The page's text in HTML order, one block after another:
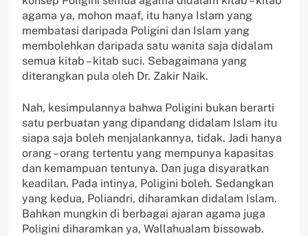
agama ya, mohon maaf, itu hanya Islam yang
membatasi daripada Poligini dan Islam yang
membolehkan daripada satu wanita saja didalam
semua kitab – kitab suci. Sebagaimana yang
diterangkan pula oleh Dr. Zakir Naik.
Nah, kesimpulannya bahwa Poligini bukan berarti
satu perbuatan yang dipandang didalam Islam itu
siapa saja boleh menjalankannya, tidak. Jadi hanya
orang – orang tertentu yang mempunya kapasitas
dan kemampuan tentunya. Dan juga disyaratkan
keadilan. Pada intinya, Poligini boleh. Sedangkan
yang kedua, Poliandri, diharamkan didalam Islam.
Bahkan mungkin di berbagai ajaran agama juga
Poligini diharamkan ya, Wallahualam bissowab.